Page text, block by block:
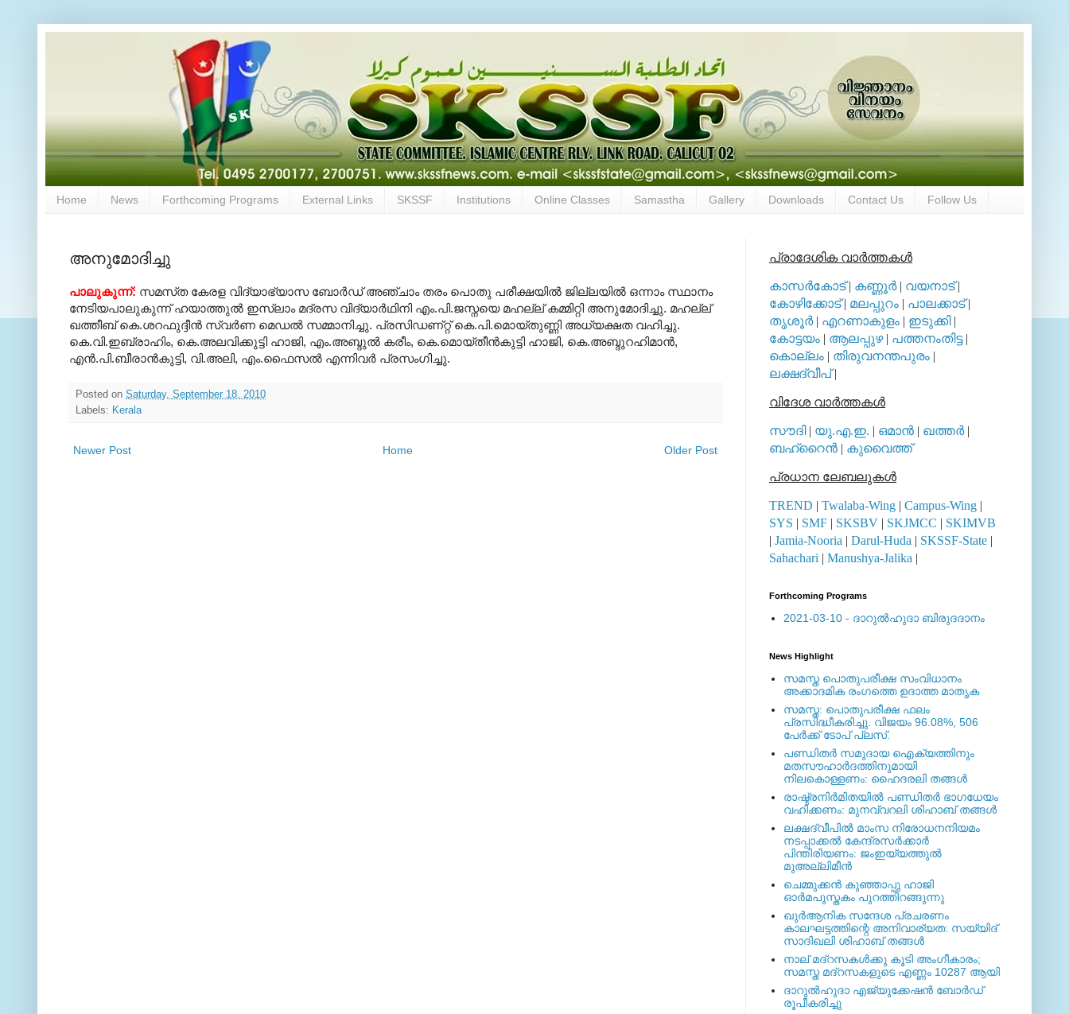
Home News Forthcoming Programs External Links SKSSF Institutions Online Classes Samastha Gallery Downloads Contact Us Follow Us
അനുമോദിച്ചു
പാലുകുന്ന്‌: സമസ്‌ത കേരള വിദ്യാഭ്യാസ ബോര്‍ഡ്‌ അഞ്ചാം തരം പൊതു പരീക്ഷയില്‍ ജില്ലയില്‍ ഒന്നാം സ്ഥാനം
നേടിയപാലുകുന്ന്‌ ഹയാത്തുല്‍ ഇസ്‌ലാം മദ്രസ വിദ്യാര്‍ഥിനി എം.പി.ജസ്നയെ മഹല്ല്‌ കമ്മിറ്റി അനുമോദിച്ചു. മഹല്ല്‌
ഖത്തീബ്‌ കെ.ശറഫുദ്ദീന്‍ സ്വര്‍ണ മെഡല്‍ സമ്മാനിച്ചു. പ്രസിഡണ്റ്റ്‌ കെ.പി.മൊയ്‌തുണ്ണി അധ്യക്ഷത വഹിച്ചു.
കെ.വി.ഇബ്രാഹിം, കെ.അലവിക്കുട്ടി ഹാജി, എം.അബ്ദുല്‍ കരീം, കെ.മൊയ്‌തീന്‍കുട്ടി ഹാജി, കെ.അബ്ദുറഹിമാന്‍,
എന്‍.പി.ബീരാന്‍കുട്ടി, വി.അലി, എം.ഫൈസല്‍ എന്നിവര്‍ പ്രസംഗിച്ചു.
Posted on Saturday, September 18, 2010
Labels: Kerala
Newer Post Older Post
Home
പ്രാദേശിക വാര്‍ത്തകള്‍
കാസര്‍കോട്| കണ്ണൂര്‍| വയനാട്|
കോഴിക്കോട്| മലപ്പുറം | പാലക്കാട്|
തൃശൂര്‍| എറണാകുളം | ഇടുക്കി|
കോട്ടയം | ആലപ്പുഴ| പത്തനംതിട്ട|
കൊല്ലം | തിരുവനന്തപുരം |
ലക്ഷദ്വീപ്|
വിദേശ വാര്‍ത്തകള്‍
സൗദി| യു.എ.ഇ. | ഒമാന്‍ | ഖത്തര്‍|
ബഹ്റൈന്‍ | കുവൈത്ത്
പ്രധാന ലേബലുകള്‍
TREND | Twalaba-Wing | Campus-Wing |
SYS | SMF | SKSBV | SKJMCC | SKIMVB
| Jamia-Nooria | Darul-Huda | SKSSF-State |
Sahachari | Manushya-Jalika |
Forthcoming Programs
2021-03-10 - ദാറുല്‍ഹുദാ ബിരുദദാനം
News Highlight
സമസ്ത പൊതുപരീക്ഷ സംവിധാനം
അക്കാദമിക രംഗത്തെ ഉദാത്ത മാതൃക
സമസ്ത: പൊതുപരീക്ഷ ഫലം
പ്രസിദ്ധീകരിച്ചു. വിജയം 96.08%, 506
പേര്‍ക്ക് ടോപ് പ്ലസ്.
പണ്ഡിതര്‍ സമുദായ ഐക്യത്തിനും
മതസൗഹാര്‍ദത്തിനുമായി
നിലകൊള്ളണം: ഹൈദരലി തങ്ങള്‍
രാഷ്ട്രനിര്‍മിതയില്‍ പണ്ഡിതര്‍ ഭാഗധേയം
വഹിക്കണം: മുനവ്വറലി ശിഹാബ് തങ്ങള്‍
ലക്ഷദ്വീപില്‍ മാംസ നിരോധനനിയമം
നടപ്പാക്കല്‍ കേന്ദ്രസര്‍ക്കാര്‍
പിന്തിരിയണം: ജംഇയ്യത്തുല്‍
മുഅല്ലിമീന്‍
ചെമ്മുക്കന്‍ കുഞ്ഞാപ്പു ഹാജി
ഓര്‍മപുസ്തകം പുറത്തിറങ്ങുന്നു
ഖുര്‍ആനിക സന്ദേശ പ്രചരണം
കാലഘട്ടത്തിന്റെ അനിവാര്യത: സയ്യിദ്
സാദിഖലി ശിഹാബ് തങ്ങള്‍
നാല് മദ്‌റസകള്‍ക്കു കൂടി അംഗീകാരം;
സമസ്ത മദ്‌റസകളുടെ എണ്ണം 10287 ആയി
ദാറുല്‍ഹുദാ എജ്യുക്കേഷന്‍ ബോര്‍ഡ്
രൂപീകരിച്ചു